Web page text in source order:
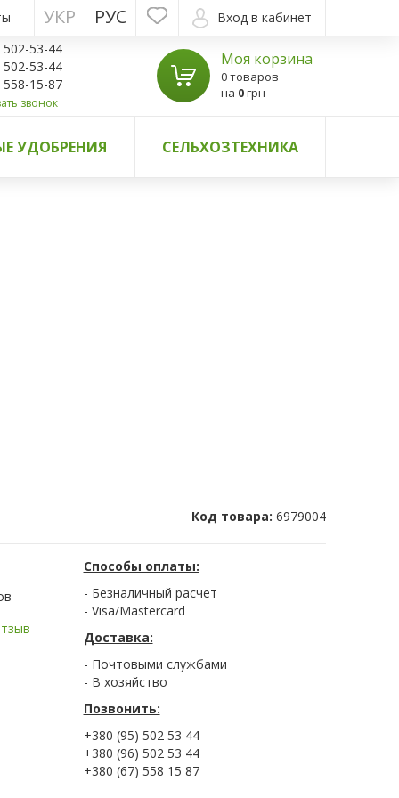
Вход в кабинет
РУС
УКР
502-53-44
502-53-44
558-15-87
звонок
Моя корзина
0 товаров
на 0грн
УДОБРЕНИЯ СЕЛЬХОЗТЕХНИКА
Код товара: 6979004
Способы оплаты:
- Безналичный расчет
- Visa/Mastercard
Доставка:
- Почтовыми службами
- В хозяйство
Позвонить:
+380 (95) 502 53 44
+380 (96) 502 53 44
+380 (67) 558 15 87